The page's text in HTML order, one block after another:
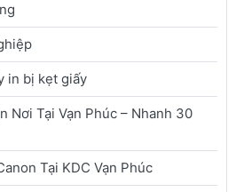
in bị kẹt giấy
Nơi Tại Vạn Phúc – Nhanh 30
Tại KDC Vạn Phúc